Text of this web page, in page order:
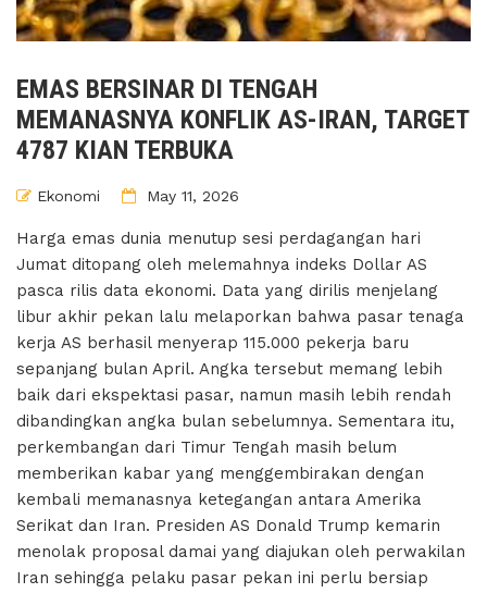
EMAS BERSINAR DI TENGAH
MEMANASNYA KONFLIK AS-IRAN, TARGET
4787 KIAN TERBUKA
Ekonomi May 11, 2026
Harga emas dunia menutup sesi perdagangan hari
Jumat ditopang oleh melemahnya indeks Dollar AS
pasca rilis data ekonomi. Data yang dirilis menjelang
libur akhir pekan lalu melaporkan bahwa pasar tenaga
kerja AS berhasil menyerap 115.000 pekerja baru
sepanjang bulan April. Angka tersebut memang lebih
baik dari ekspektasi pasar, namun masih lebih rendah
dibandingkan angka bulan sebelumnya. Sementara itu,
perkembangan dari Timur Tengah masih belum
memberikan kabar yang menggembirakan dengan
kembali memanasnya ketegangan antara Amerika
Serikat dan Iran. Presiden AS Donald Trump kemarin
menolak proposal damai yang diajukan oleh perwakilan
Iran sehingga pelaku pasar pekan ini perlu bersiap